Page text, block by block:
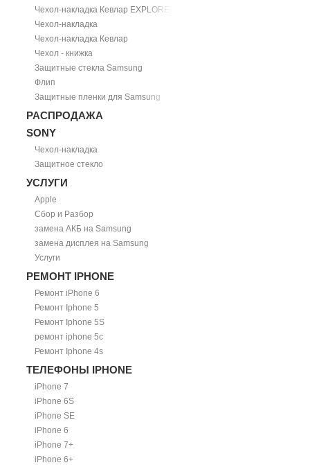
Чехол-накладка Кевлар EXPLORER
Чехол-накладка
Чехол-накладка Кевлар
Чехол - книжка
Защитные стекла Samsung
Флип
Защитные пленки для Samsung
РАСПРОДАЖА
SONY
Чехол-накладка
Защитное стекло
УСЛУГИ
Apple
Сбор и Разбор
замена АКБ на Samsung
замена дисплея на Samsung
Услуги
РЕМОНТ IPHONE
Ремонт iPhone 6
Ремонт Iphone 5
Ремонт Iphone 5S
ремонт iphone 5c
Ремонт Iphone 4s
ТЕЛЕФОНЫ IPHONE
iPhone 7
iPhone 6S
iPhone SE
iPhone 6
iPhone 7+
iPhone 6+